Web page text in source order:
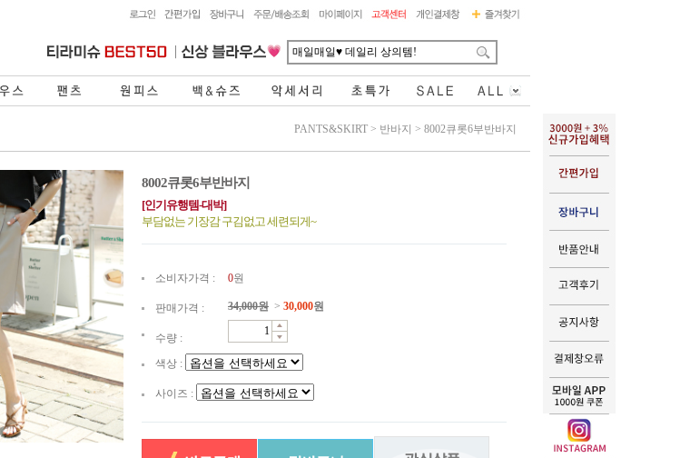
PANTS&SKIRT > 반바지 > 8002큐롯6부반바지
8002큐롯6부반바지
[인기유행템-대박]
부담없는 기장감 구김없고 세련되게~
소비자가격 : 0원
판매가격 : 34,000원 > 30,000원
수량 :
색상 :
사이즈 :